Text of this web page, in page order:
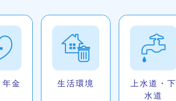
年金 生活環境
上水道・下
水道